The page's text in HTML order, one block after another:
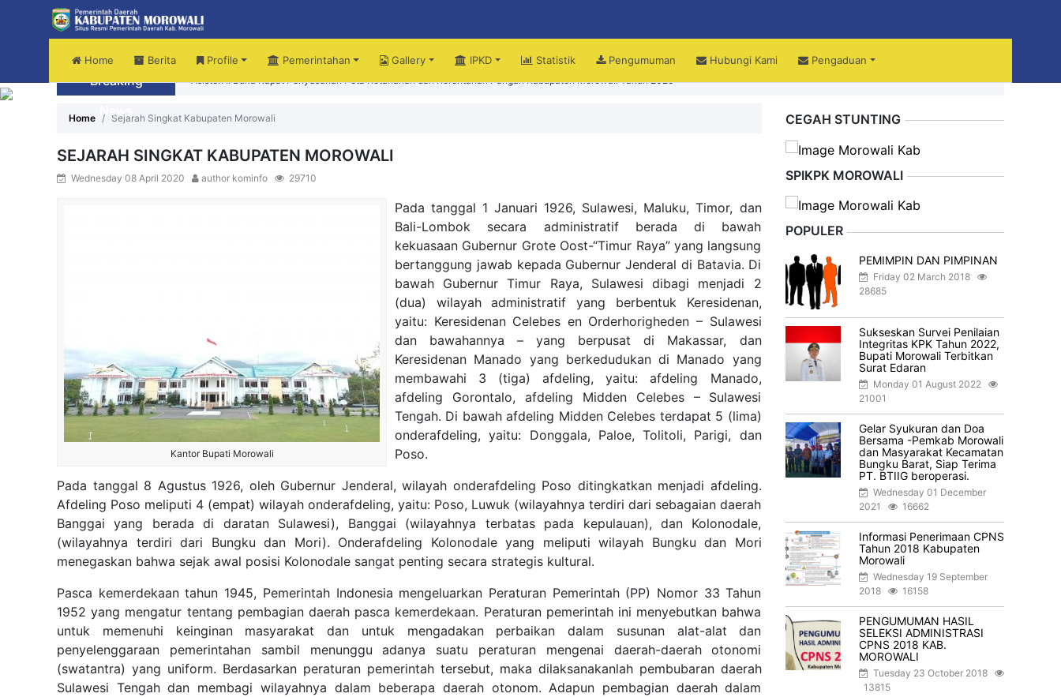
Home Berita Profile Pemerintahan Gallery IPKD Statistik Pengumuman Hubungi Kami Pengaduan
Breaking
News
Audiensi Dengan Kemendikdasmen, Bupati Iksan Perjuangkan Peningkatan Mutu dan Pemerataan Pendidikan Morowali
Asisten II Buka Rapat Penyusunan Peta Ketahanan dan Kerentanan Pangan Kabupaten Morowali Tahun 2026
Home Sejarah Singkat Kabupaten Morowali
SEJARAH SINGKAT KABUPATEN MOROWALI
Wednesday 08 April 2020 author kominfo 29710
Kantor Bupati Morowali
Pada tanggal 1 Januari 1926, Sulawesi, Maluku, Timor, dan
Bali-Lombok secara administratif berada di bawah
kekuasaan Gubernur Grote Oost-“Timur Raya” yang langsung
bertanggung jawab kepada Gubernur Jenderal di Batavia. Di
bawah Gubernur Timur Raya, Sulawesi dibagi menjadi 2
(dua) wilayah administratif yang berbentuk Keresidenan,
yaitu: Keresidenan Celebes en Orderhorigheden – Sulawesi
dan bawahannya – yang berpusat di Makassar, dan
Keresidenan Manado yang berkedudukan di Manado yang
membawahi 3 (tiga) afdeling, yaitu: afdeling Manado,
afdeling Gorontalo, afdeling Midden Celebes – Sulawesi
Tengah. Di bawah afdeling Midden Celebes terdapat 5 (lima)
onderafdeling, yaitu: Donggala, Paloe, Tolitoli, Parigi, dan
Poso.
Pada tanggal 8 Agustus 1926, oleh Gubernur Jenderal, wilayah onderafdeling Poso ditingkatkan menjadi afdeling.
Afdeling Poso meliputi 4 (empat) wilayah onderafdeling, yaitu: Poso, Luwuk (wilayahnya terdiri dari sebagaian daerah
Banggai yang berada di daratan Sulawesi), Banggai (wilayahnya terbatas pada kepulauan), dan Kolonodale,
(wilayahnya terdiri dari Bungku dan Mori). Onderafdeling Kolonodale yang meliputi wilayah Bungku dan Mori
menegaskan bahwa sejak awal posisi Kolonodale sangat penting secara strategis kultural.
Pasca kemerdekaan tahun 1945, Pemerintah Indonesia mengeluarkan Peraturan Pemerintah (PP) Nomor 33 Tahun
1952 yang mengatur tentang pembagian daerah pasca kemerdekaan. Peraturan pemerintah ini menyebutkan bahwa
untuk memenuhi keinginan masyarakat dan untuk mengadakan perbaikan dalam susunan alat-alat dan
penyelenggaraan pemerintahan sambil menunggu adanya suatu peraturan mengenai daerah-daerah otonomi
(swatantra) yang uniform. Berdasarkan peraturan pemerintah tersebut, maka dilaksanakanlah pembubaran daerah
Sulawesi Tengah dan membagi wilayahnya dalam beberapa daerah otonom. Adapun pembagian daerah dalam
CEGAH STUNTING
SPIKPK MOROWALI
POPULER
PEMIMPIN DAN PIMPINAN
Friday 02 March 2018
28685
Sukseskan Survei Penilaian
Integritas KPK Tahun 2022,
Bupati Morowali Terbitkan
Surat Edaran
Monday 01 August 2022
21001
Gelar Syukuran dan Doa
Bersama -Pemkab Morowali
dan Masyarakat Kecamatan
Bungku Barat, Siap Terima
PT. BTIIG beroperasi.
Wednesday 01 December
2021
16662
Informasi Penerimaan CPNS
Tahun 2018 Kabupaten
Morowali
Wednesday 19 September
2018
16158
PENGUMUMAN HASIL
SELEKSI ADMINISTRASI
CPNS 2018 KAB.
MOROWALI
Tuesday 23 October 2018
13815